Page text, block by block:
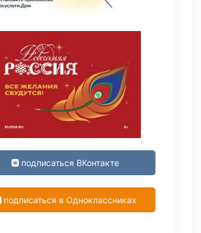
подписаться ВКонтакте
подписаться в Одноклассниках